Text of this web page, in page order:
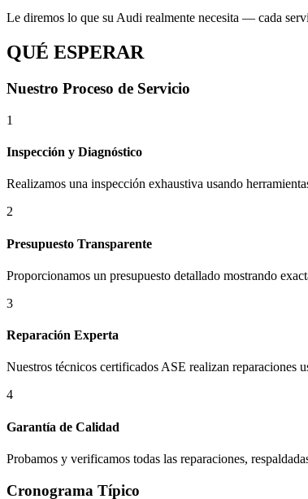
Le diremos lo que su Audi realmente necesita — cada
QUÉ ESPERAR
Nuestro Proceso de Servicio
1
Inspección y Diagnóstico
Realizamos una inspección exhaustiva usando
2
Presupuesto Transparente
Proporcionamos un presupuesto detallado mostrando
3
Reparación Experta
Nuestros técnicos certificados ASE realizan reparaciones
4
Garantía de Calidad
Probamos y verificamos todas las reparaciones,
Cronograma Típico